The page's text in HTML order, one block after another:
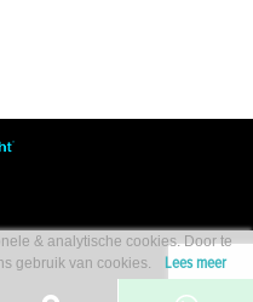
& analytische cookies. Door te
gebruik van cookies.
Lees meer